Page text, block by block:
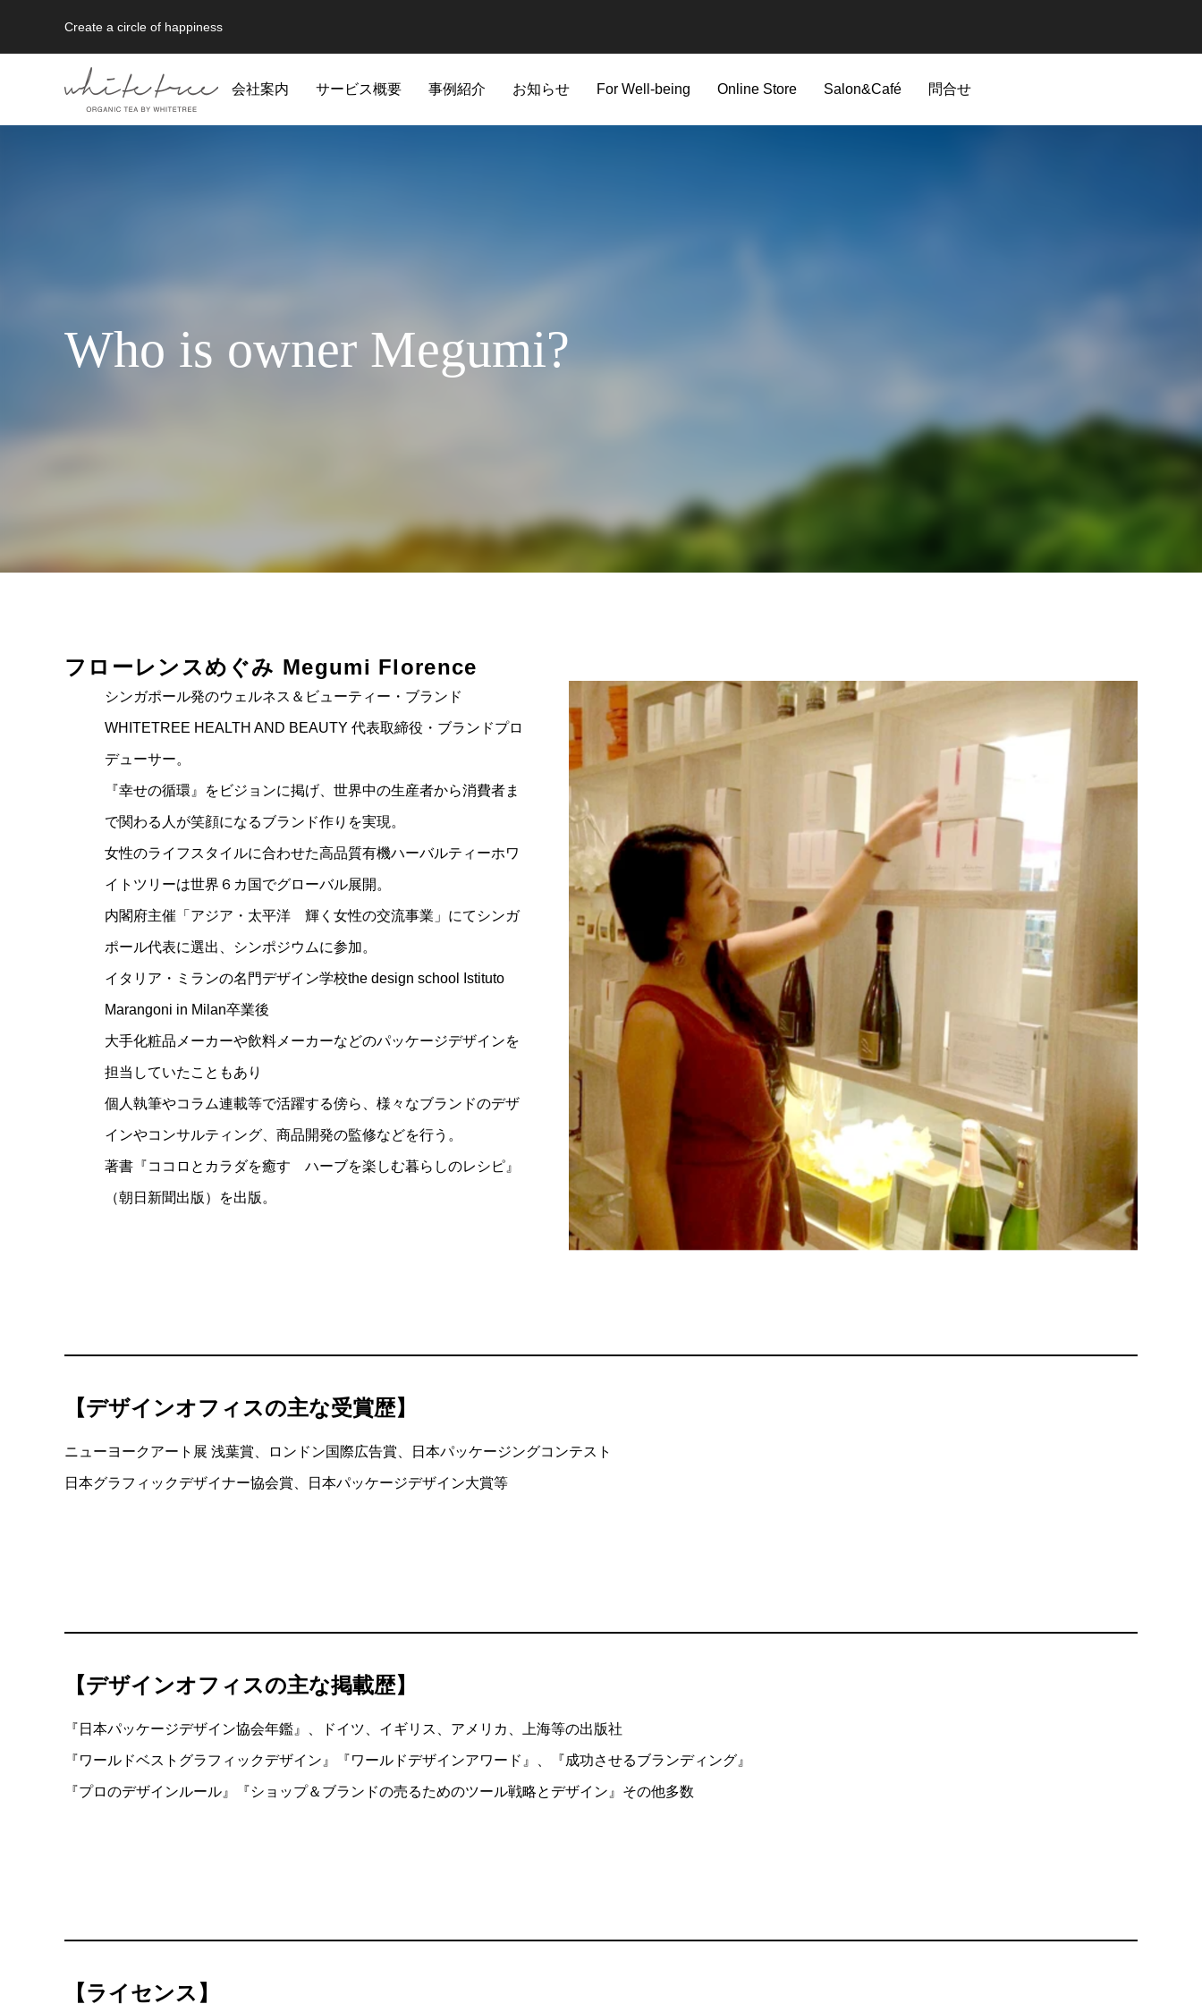
Create a circle of happiness
会社案内 サービス概要 事例紹介 お知らせ For Well-being Online Store Salon&Café 問合せ
[TEST]最新情報（総合）１
ホームページをオープンしました。
Who is owner Megumi?
フローレンスめぐみ Megumi Florence
シンガポール発のウェルネス＆ビューティー・ブランド
WHITETREE HEALTH AND BEAUTY 代表取締役・ブランドプロ
デューサー。
『幸せの循環』をビジョンに掲げ、世界中の生産者から消費者ま
で関わる人が笑顔になるブランド作りを実現。
女性のライフスタイルに合わせた高品質有機ハーバルティーホワ
イトツリーは世界６カ国でグローバル展開。
内閣府主催「アジア・太平洋 輝く女性の交流事業」にてシンガ
ポール代表に選出、シンポジウムに参加。
イタリア・ミランの名門デザイン学校the design school Istituto
Marangoni in Milan卒業後
大手化粧品メーカーや飲料メーカーなどのパッケージデザインを
担当していたこともあり
個人執筆やコラム連載等で活躍する傍ら、様々なブランドのデザ
インやコンサルティング、商品開発の監修などを行う。
著書『ココロとカラダを癒す ハーブを楽しむ暮らしのレシピ』
（朝日新聞出版）を出版。
【デザインオフィスの主な受賞歴】
ニューヨークアート展 浅葉賞、ロンドン国際広告賞、⽇本パッケージングコンテスト
⽇本グラフィックデザイナー協会賞、⽇本パッケージデザイン⼤賞等
【デザインオフィスの主な掲載歴】
『⽇本パッケージデザイン協会年鑑』、ドイツ、イギリス、アメリカ、上海等の出版社
『ワールドベストグラフィックデザイン』『ワールドデザインアワード』、『成功させるブランディング』
『プロのデザインルール』『ショップ＆ブランドの売るためのツール戦略とデザイン』その他多数
【ライセンス】